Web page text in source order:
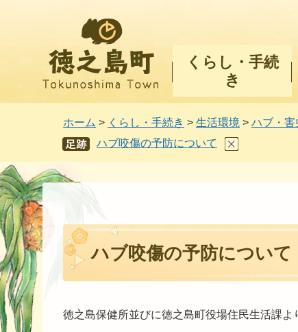
くらし・手続
き
ホーム > くらし・手続き > 生活環境 > ハブ・害
あし
あと
ハブ咬傷の予防について
ハブ咬傷の予防について
徳之島保健所並びに徳之島町役場住民生活課よ